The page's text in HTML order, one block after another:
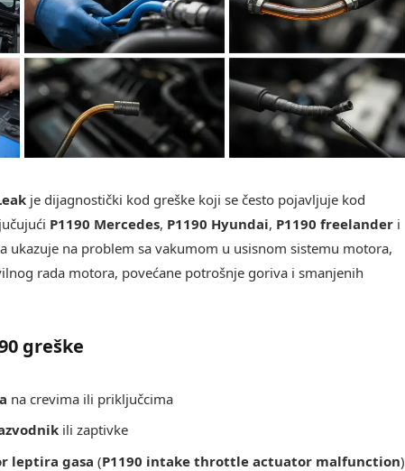
je dijagnostički kod greške koji se često pojavljuje kod
P1190 Mercedes, P1190 Hyundai, P1190 freelanderi
ukazuje na problem sa vakumom u usisnom sistemu motora,
rada motora, povećane potrošnje goriva i smanjenih
greške
na crevima ili priključcima
ili zaptivke
leptira gasa (P1190 intake throttle actuator malfunction)